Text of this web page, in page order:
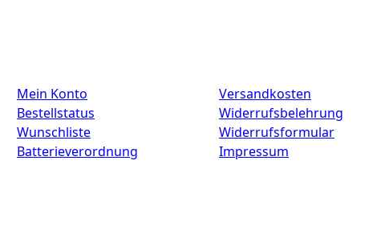
Mein Konto
Bestellstatus
Wunschliste
Batterieverordnung
Versandkosten
Widerrufsbelehrung
Widerrufsformular
Impressum